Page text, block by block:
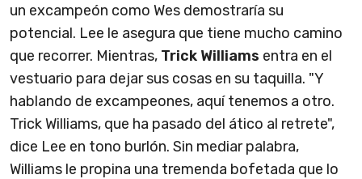
un excampeón como Wes demostraría su
potencial. Lee le asegura que tiene mucho camino
que recorrer. Mientras, Trick Williams entra en el
vestuario para dejar sus cosas en su taquilla. "Y
hablando de excampeones, aquí tenemos a otro.
Trick Williams, que ha pasado del ático al retrete",
dice Lee en tono burlón. Sin mediar palabra,
Williams le propina una tremenda bofetada que lo